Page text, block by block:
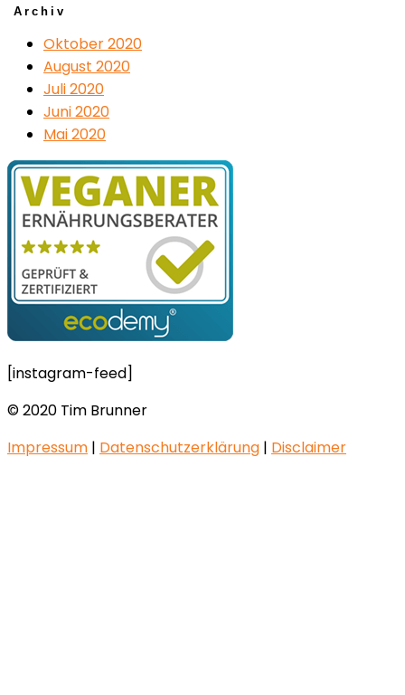
Archiv
Oktober 2020
August 2020
Juli 2020
Juni 2020
Mai 2020
[instagram-feed]
© 2020 Tim Brunner
Impressum | Datenschutzerklärung | Disclaimer